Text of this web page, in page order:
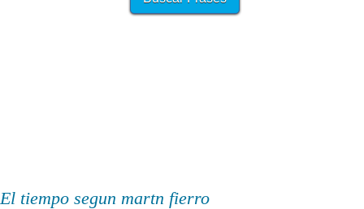
El tiempo segun martn fierro